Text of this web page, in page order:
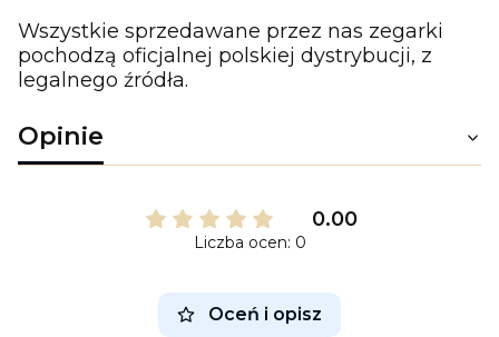
Wszystkie sprzedawane przez nas zegarki
pochodzą oficjalnej polskiej dystrybucji, z
legalnego źródła.
Opinie
0.00
Liczba ocen: 0
Oceń i opisz